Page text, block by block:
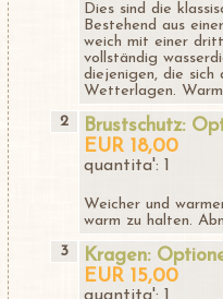
Dies sind die
Bestehend aus
weich mit einer
vollständig
diejenigen, die sich
Wetterlagen.
2
Brustschutz:
EUR 18,00
quantita': 1
Weicher und
warm zu halten.
3
Kragen:
EUR 15,00